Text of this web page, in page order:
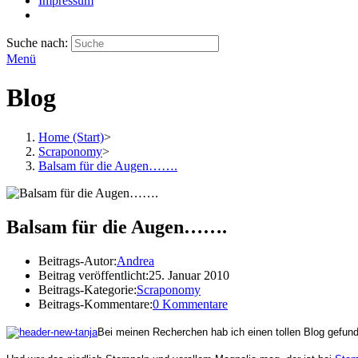
Suche nach:
Menü
Blog
Home (Start)>
Scraponomy>
Balsam für die Augen…….
Balsam für die Augen…….
Beitrags-Autor:Andrea
Beitrag veröffentlicht:25. Januar 2010
Beitrags-Kategorie:Scraponomy
Beitrags-Kommentare:0 Kommentare
Bei meinen Recherchen hab ich einen tollen Blog